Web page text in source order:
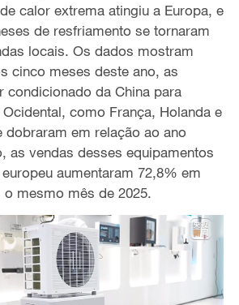
calor extrema atingiu a Europa, e
de resfriamento se tornaram
locais. Os dados mostram
cinco meses deste ano, as
condicionado da China para
como França, Holanda e
dobraram em relação ao ano
as vendas desses equipamentos
aumentaram 72,8% em
mesmo mês de 2025.